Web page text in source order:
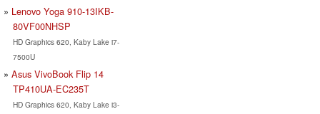
Lenovo Yoga 910-13IKB-
80VF00NHSP
HD Graphics 620, Kaby Lake i7-
7500U
Asus VivoBook Flip 14
TP410UA-EC235T
HD Graphics 620, Kaby Lake i3-